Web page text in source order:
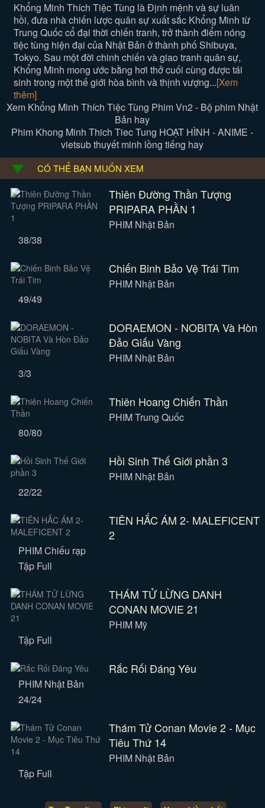
Khổng Minh Thích Tiệc Tùng là Định mệnh và sự luân
hồi, đưa nhà chiến lược quân sự xuất sắc Khổng Minh từ
Trung Quốc cổ đại thời chiến tranh, trở thành điểm nóng
tiệc tùng hiện đại của Nhật Bản ở thành phố Shibuya,
Tokyo. Sau một đời chinh chiến và giao tranh quân sự,
Khổng Minh mong ước bằng hơi thở cuối cùng được tái
sinh trong một thế giới hòa bình và thịnh vượng...[Xem
thêm]
Xem Khổng Minh Thích Tiệc Tùng Phim Vn2 - Bộ phim Nhật
Bản hay
Phim Khong Minh Thich Tiec Tung HOẠT HÌNH - ANIME -
vietsub thuyết minh lồng tiếng hay
CÓ THỂ BẠN MUỐN XEM
Thiên Đường Thần Tượng
PRIPARA PHẦN 1
PHIM Nhật Bản
38/38
Chiến Binh Bảo Vệ Trái Tim
PHIM Nhật Bản
49/49
DORAEMON - NOBITA Và Hòn
Đảo Giấu Vàng
PHIM Nhật Bản
3/3
Thiên Hoang Chiến Thần
PHIM Trung Quốc
80/80
Hồi Sinh Thế Giới phần 3
PHIM Nhật Bản
22/22
TIÊN HẮC ÁM 2- MALEFICENT
2
PHIM Chiếu rạp
Tập Full
THÁM TỬ LỪNG DANH
CONAN MOVIE 21
PHIM Mỹ
Tập Full
Rắc Rối Đáng Yêu
PHIM Nhật Bản
24/24
Thám Tử Conan Movie 2 - Mục
Tiêu Thứ 14
PHIM Nhật Bản
Tập Full